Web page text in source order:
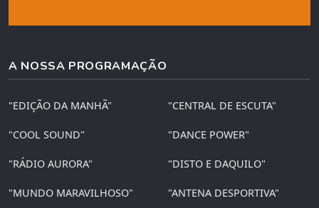
A NOSSA PROGRAMAÇÃO
"EDIÇÃO DA MANHÃ" "CENTRAL DE ESCUTA"
"COOL SOUND" "DANCE POWER"
"RÁDIO AURORA" "DISTO E DAQUILO"
"MUNDO MARAVILHOSO" "ANTENA DESPORTIVA"